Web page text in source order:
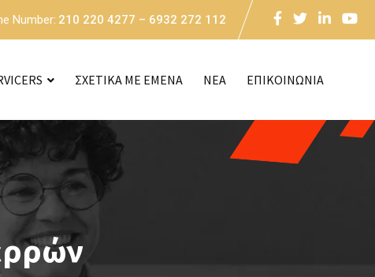
Number: 210 220 4277 – 6932 272 112
ΣΧΕΤΙΚΑ ΜΕ ΕΜΕΝΑ NEA ΕΠΙΚΟΙΝΩΝΙΑ